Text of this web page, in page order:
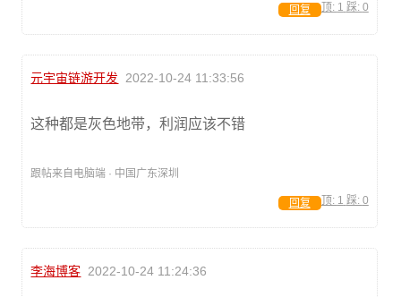
顶: 1 踩: 0
回复
元宇宙链游开发 2022-10-24 11:33:56
这种都是灰色地带，利润应该不错
跟帖来自电脑端 · 中国广东深圳
顶: 1 踩: 0
回复
李海博客 2022-10-24 11:24:36